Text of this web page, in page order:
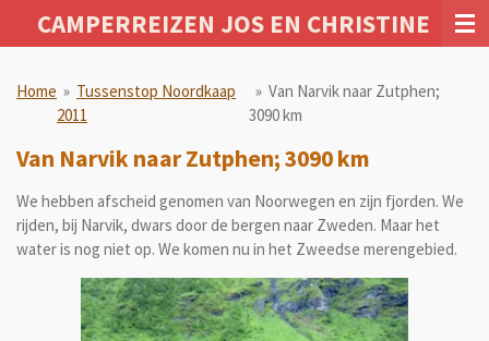
direct
de
hoofdinhoud
CAMPERREIZEN JOS EN CHRISTINE
Home » Tussenstop Noordkaap
2011
» Van Narvik naar Zutphen;
3090 km
Van Narvik naar Zutphen; 3090 km
We hebben afscheid genomen van Noorwegen en zijn fjorden. We
rijden, bij Narvik, dwars door de bergen naar Zweden. Maar het
water is nog niet op. We komen nu in het Zweedse merengebied.